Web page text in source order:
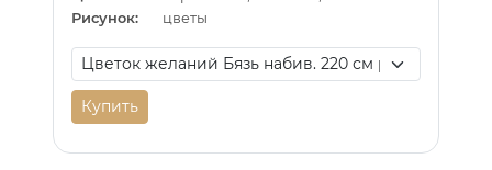
Рисунок:
цветы
Купить